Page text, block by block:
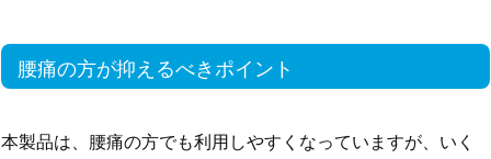
腰痛の方が抑えるべきポイント
本製品は、腰痛の方でも利用しやすくなっていますが、いく